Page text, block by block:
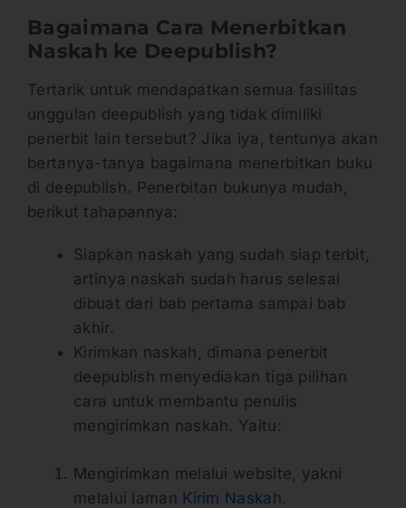
Bagaimana Cara Menerbitkan
Naskah ke Deepublish?
Tertarik untuk mendapatkan semua fasilitas
unggulan deepublish yang tidak dimiliki
penerbit lain tersebut? Jika iya, tentunya akan
bertanya-tanya bagaimana menerbitkan buku
di deepublish. Penerbitan bukunya mudah,
berikut tahapannya:
Siapkan naskah yang sudah siap terbit,
artinya naskah sudah harus selesai
dibuat dari bab pertama sampai bab
akhir.
Kirimkan naskah, dimana penerbit
deepublish menyediakan tiga pilihan
cara untuk membantu penulis
mengirimkan naskah. Yaitu:
Mengirimkan melalui website, yakni
melalui laman Kirim Naskah.